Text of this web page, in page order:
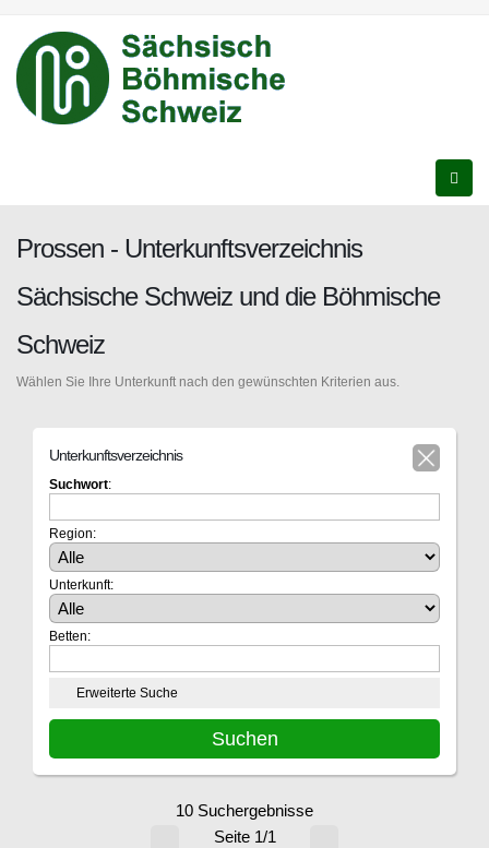
Prossen - Unterkunftsverzeichnis
Sächsische Schweiz und die Böhmische
Schweiz
Wählen Sie Ihre Unterkunft nach den gewünschten Kriterien aus.
Unterkunftsverzeichnis
Suchwort:
Region:
Unterkunft:
Betten:
Erweiterte Suche
10 Suchergebnisse
Seite 1/1